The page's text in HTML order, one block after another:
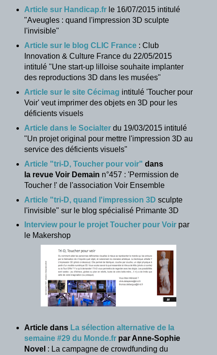
Article sur Handicap.fr le 16/07/2015 intitulé
"Aveugles : quand l'impression 3D sculpte
l'invisible"
Article sur le blog CLIC France : Club
Innovation & Culture France du 22/05/2015
intitulé "Une start-up lilloise souhaite implanter
des reproductions 3D dans les musées"
Article sur le site Cécimag intitulé 'Toucher pour
Voir' veut imprimer des objets en 3D pour les
déficients visuels
Article dans le Socialter du 19/03/2015 intitulé
"Un projet original pour mettre l'impression 3D au
service des déficients visuels"
Article "tri-D, Toucher pour voir" dans
la revue Voir Demain n°457 : 'Permission de
Toucher !' de l'association Voir Ensemble
Article "tri-D, quand l'impression 3D sculpte
l'invisible" sur le blog spécialisé Primante 3D
Interview pour le projet Toucher pour Voirpar
le Makershop
Article dans La sélection alternative de la
semaine #29 du Monde.frpar Anne-Sophie
Novel : La campagne de crowdfunding du